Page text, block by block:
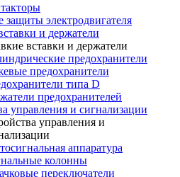
защиты электродвигателя
и держатели
вставки и держатели
предохранители
предохранители
типа D
предохранителей
управления и сигнализации
управления и
аппаратура
колонны
переключатели